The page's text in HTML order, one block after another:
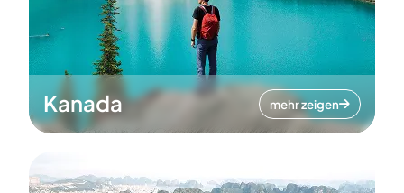
Kanada mehr zeigen